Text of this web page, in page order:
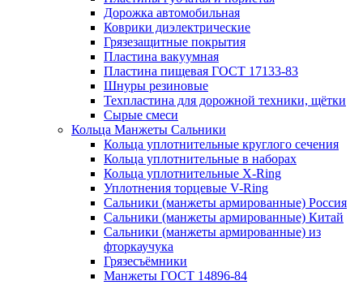
Дорожка автомобильная
Коврики диэлектрические
Грязезащитные покрытия
Пластина вакуумная
Пластина пищевая ГОСТ 17133-83
Шнуры резиновые
Техпластина для дорожной техники, щётки
Сырые смеси
Кольца Манжеты Сальники
Кольца уплотнительные круглого сечения
Кольца уплотнительные в наборах
Кольца уплотнительные Х-Ring
Уплотнения торцевые V-Ring
Сальники (манжеты армированные) Россия
Сальники (манжеты армированные) Китай
Сальники (манжеты армированные) из
фторкаучука
Грязесъёмники
Манжеты ГОСТ 14896-84